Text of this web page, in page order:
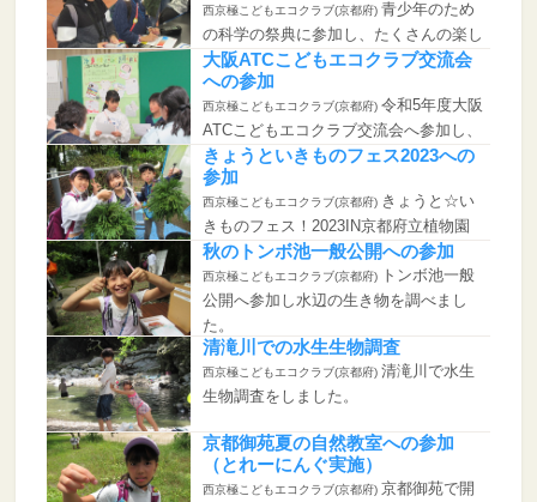
西京極こどもエコクラブ(京都府) 青少年のため
の科学の祭典に参加し、たくさんの楽し
い実験や体験...
大阪ATCこどもエコクラブ交流会
への参加
西京極こどもエコクラブ(京都府) 令和5年度大阪
ATCこどもエコクラブ交流会へ参加し、
他団体と...
きょうといきものフェス2023への
参加
西京極こどもエコクラブ(京都府) きょうと☆い
きものフェス！2023IN京都府立植物園
という、...
秋のトンボ池一般公開への参加
西京極こどもエコクラブ(京都府)
トンボ池一般
公開へ参加し水辺の生き物を調べまし
た。
清滝川での水生生物調査
西京極こどもエコクラブ(京都府) 清滝川で水生
生物調査をしました。
京都御苑夏の自然教室への参加
（とれーにんぐ実施）
西京極こどもエコクラブ(京都府) 京都御苑で開